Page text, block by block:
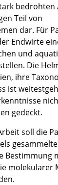
bedrohten
Teil von
dar. Für
Endwirte
und
Die
ihre
ist
gedeckt.
soll die
Bestimmung
molekularer